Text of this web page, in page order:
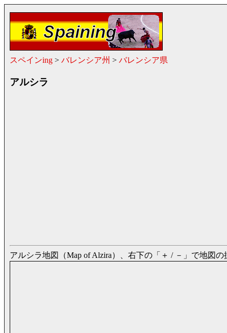
スペインing > バレンシア州 > バレンシア県
アルシラ
アルシラ地図（Map of Alzira）、右下の「＋ / －」で地図の